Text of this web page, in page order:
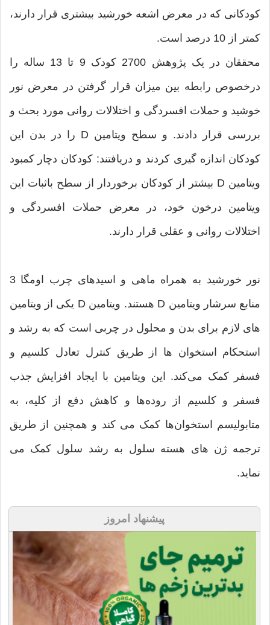
کودکانی که در معرض اشعه خورشید بیشتری قرار دارند،
کمتر از 10 درصد است.
محققان در یک پژوهش 2700 کودک 9 تا 13 ساله را
درخصوص رابطه بین میزان قرار گرفتن در معرض نور
خوشید و حملات افسردگی و اختلالات روانی مورد بحث و
بررسی قرار دادند. و سطح ویتامین D را در بدن این
کودکان اندازه گیری کردند و دریافتند: کودکان دچار کمبود
ویتامین D بیشتر از کودکان برخوردار از سطح باثبات این
ویتامین درخون خود، در معرض حملات افسردگی و
اختلالات روانی و عقلی قرار دارند.
نور خورشید به همراه ماهی و اسیدهای چرب اومگا 3
منابع سرشار ویتامین D هستند. ویتامین D یکی از ویتامین
‌های لازم برای بدن و محلول در چربی است که به رشد و
استحکام استخوان ‏ها از طریق کنترل تعادل کلسیم و
فسفر کمک می‌کند. این ویتامین با ایجاد افزایش جذب
فسفر و کلسیم از روده‌ها و کاهش دفع از کلیه، به
متابولیسم استخوان‌ها کمک می‌ کند و همچنین از طریق
ترجمه ژن های هسته سلول به رشد سلول کمک می
نماید.
پیشنهاد امروز